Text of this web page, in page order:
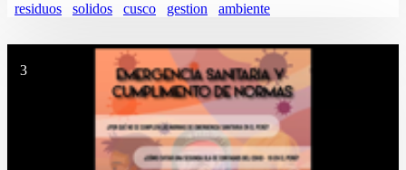
residuos solidos cusco gestion ambiente
3